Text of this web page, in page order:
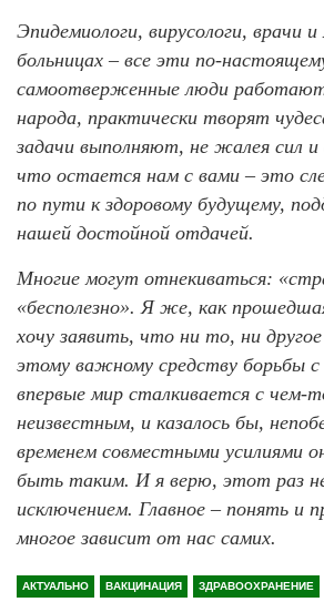
Эпидемиологи, вирусологи, врачи
больницах – все эти по-
самоотверженные люди
народа, практически творят
задачи выполняют, не жалея сил и
что остается нам с вами – это
по пути к здоровому будущему,
нашей достойной отдачей.
Многие могут отнекиваться:
«бесполезно». Я же, как
хочу заявить, что ни то, ни
этому важному средству борьбы
впервые мир сталкивается с чем-
неизвестным, и казалось бы,
временем совместными усилиями
быть таким. И я верю, этот раз
исключением. Главное – понять и
многое зависит от нас самих.
АКТУАЛЬНО ВАКЦИНАЦИЯ ЗДРАВООХРАНЕНИЕ